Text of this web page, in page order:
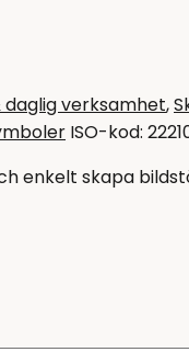
daglig verksamhet,
ISO-kod:
skapa